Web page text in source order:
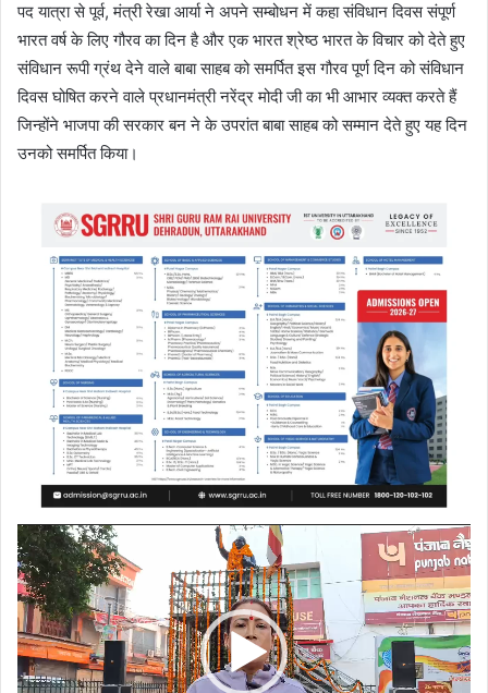
पद यात्रा से पूर्व, मंत्री रेखा आर्या ने अपने सम्बोधन में कहा संविधान दिवस संपूर्ण
भारत वर्ष के लिए गौरव का दिन है और एक भारत श्रेष्ठ भारत के विचार को देते हुए
संविधान रूपी ग्रंथ देने वाले बाबा साहब को समर्पित इस गौरव पूर्ण दिन को संविधान
दिवस घोषित करने वाले प्रधानमंत्री नरेंद्र मोदी जी का भी आभार व्यक्त करते हैं
जिन्होंने भाजपा की सरकार बन ने के उपरांत बाबा साहब को सम्मान देते हुए यह दिन
उनको समर्पित किया।
Video
Player